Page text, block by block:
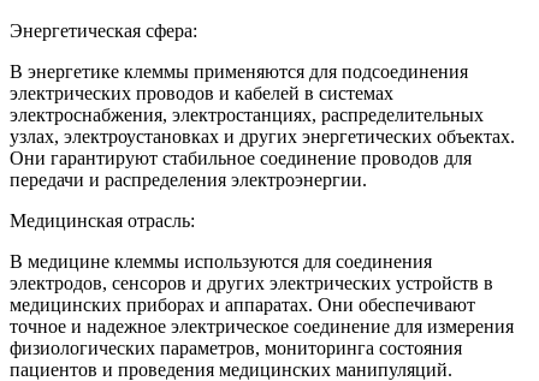
Энергетическая сфера:
В энергетике клеммы применяются для подсоединения
электрических проводов и кабелей в системах
электроснабжения, электростанциях, распределительных
узлах, электроустановках и других энергетических объектах.
Они гарантируют стабильное соединение проводов для
передачи и распределения электроэнергии.
Медицинская отрасль:
В медицине клеммы используются для соединения
электродов, сенсоров и других электрических устройств в
медицинских приборах и аппаратах. Они обеспечивают
точное и надежное электрическое соединение для измерения
физиологических параметров, мониторинга состояния
пациентов и проведения медицинских манипуляций.